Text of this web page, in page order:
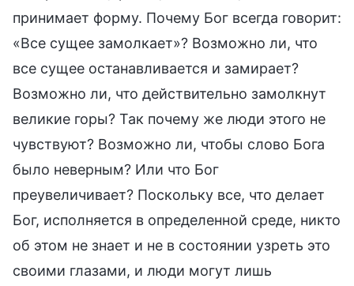
принимает форму. Почему Бог всегда говорит:
«Все сущее замолкает»? Возможно ли, что
все сущее останавливается и замирает?
Возможно ли, что действительно замолкнут
великие горы? Так почему же люди этого не
чувствуют? Возможно ли, чтобы слово Бога
было неверным? Или что Бог
преувеличивает? Поскольку все, что делает
Бог, исполняется в определенной среде, никто
об этом не знает и не в состоянии узреть это
своими глазами, и люди могут лишь